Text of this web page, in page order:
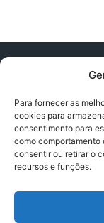
Para fornecer as
cookies para
consentimento para
como comportamento
consentir ou retirar o
recursos e funções.